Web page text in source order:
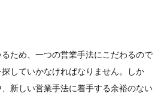
ため、一つの営業手法にこだわるので
していかなければなりません。しか
新しい営業手法に着手する余裕のない